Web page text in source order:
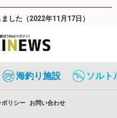
した（2022年11月17日）
海釣り施設 ソルト
ポリシー お問い合わせ